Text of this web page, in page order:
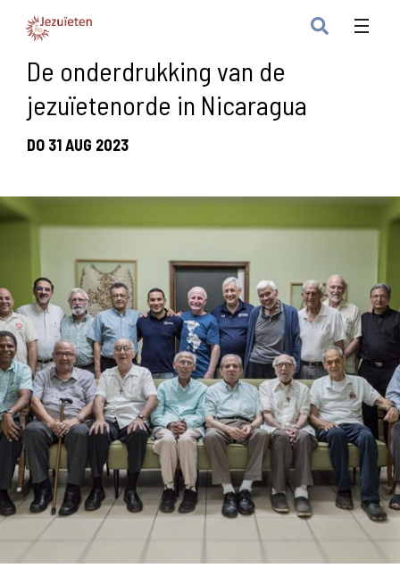
De onderdrukking van de
jezuïetenorde in Nicaragua
DO 31 AUG 2023